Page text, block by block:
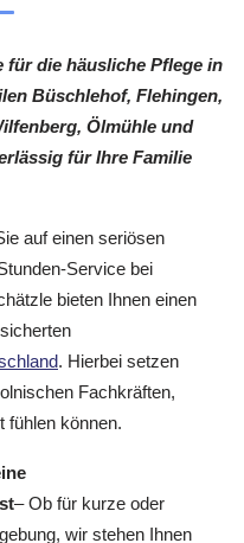
die häusliche Pflege in
Büschlehof, Flehingen,
Ölmühle und
für Ihre Familie
auf einen seriösen
Service bei
bieten Ihnen einen
. Hierbei setzen
Fachkräften,
fühlen können.
– Ob für kurze oder
wir stehen Ihnen